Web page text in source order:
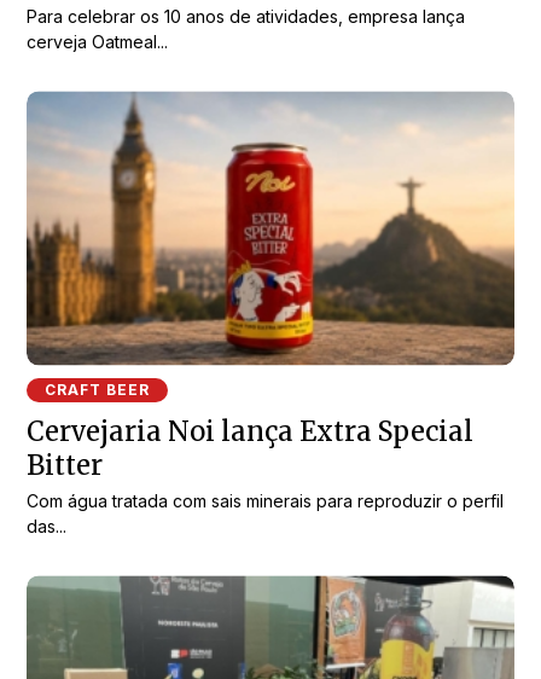
Para celebrar os 10 anos de atividades, empresa lança
cerveja Oatmeal...
CRAFT BEER
Cervejaria Noi lança Extra Special
Bitter
Com água tratada com sais minerais para reproduzir o perfil
das...